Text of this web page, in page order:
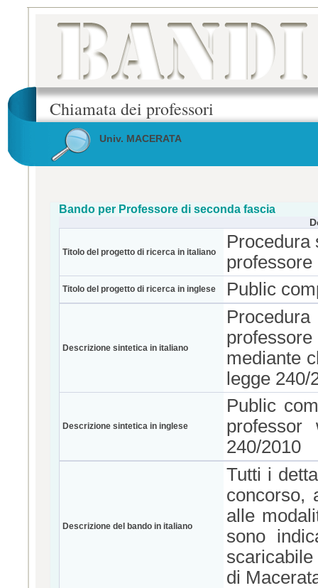
Chiamata dei professori
Univ. MACERATA
Bando per Professore di seconda fascia
Titolo del progetto di ricerca in italiano
Procedura
Titolo del progetto di ricerca in inglese Public
Descrizione sintetica in italiano
mediante
legge 240/
Descrizione sintetica in inglese
Public
240/2010
Descrizione del bando in italiano
Tutti i
concorso,
alle
sono
di